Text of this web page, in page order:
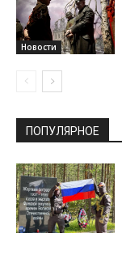
Новости
ПОПУЛЯРНОЕ